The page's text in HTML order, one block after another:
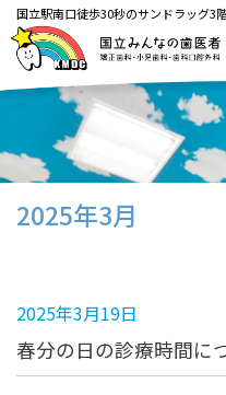
国立駅南口徒歩30秒のサンドラッグ3
2025年3月
2025年3月19日
春分の日の診療時間に